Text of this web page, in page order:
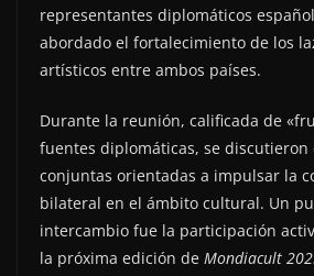
representantes diplomáticos
abordado el fortalecimiento de los
artísticos entre ambos países.
Durante la reunión, calificada de
fuentes diplomáticas, se discutieron
conjuntas orientadas a impulsar la
bilateral en el ámbito cultural. Un
intercambio fue la participación
la próxima edición de Mondiacult